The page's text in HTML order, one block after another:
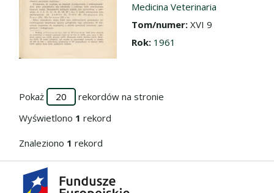
Medicina Veterinaria
Tom/numer: XVI 9
Rok: 1961
Pokaż
rekordów na stronie
Wyświetlono 1 rekord
Znaleziono 1 rekord